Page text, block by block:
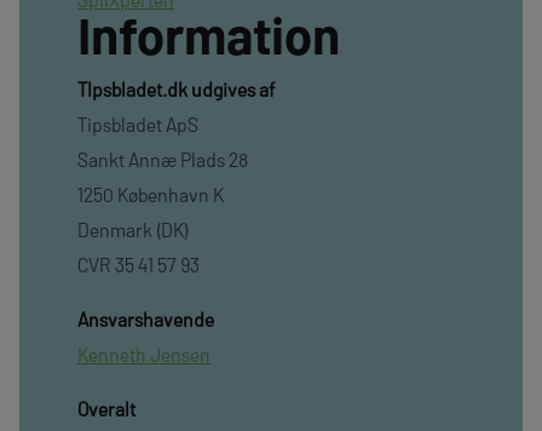
Information
TIpsbladet.dk udgives af
Tipsbladet ApS
Sankt Annæ Plads 28
1250 København K
Denmark (DK)
CVR 35 41 57 93
Ansvarshavende
Kenneth Jensen
Overalt